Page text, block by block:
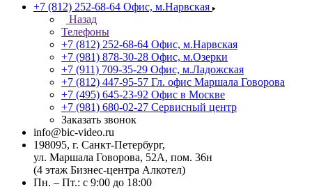
+7 (812) 252-68-64 Офис, м.Нарвская
Назад
Телефоны
+7 (812) 252-68-64 Офис, м.Нарвская
+7 (981) 878-30-28 Офис, м.Озерки
+7 (911) 709-35-29 Офис, м.Ладожская
+7 (812) 447-95-57 Гл. офис Маршала Говорова
+7 (495) 645-23-92 Офис в Москве
+7 (981) 680-02-27 Сервисный центр
Заказать звонок
info@bic-video.ru
198095, г. Санкт-Петербург,
ул. Маршала Говорова, 52А, пом. 36н
(4 этаж Бизнес-центра Алкотел)
Пн. – Пт.: с 9:00 до 18:00